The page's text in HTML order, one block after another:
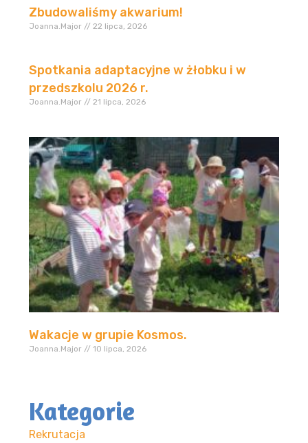
Zbudowaliśmy akwarium!
Joanna.Major 22 lipca, 2026
Spotkania adaptacyjne w żłobku i w
przedszkolu 2026 r.
Joanna.Major 21 lipca, 2026
Wakacje w grupie Kosmos.
Joanna.Major 10 lipca, 2026
Kategorie
Rekrutacja